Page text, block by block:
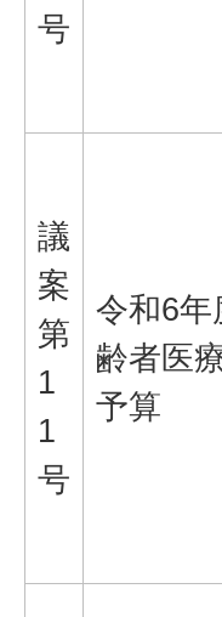
号
議
案
第
1
1
号
令和6年
齢者医
予算